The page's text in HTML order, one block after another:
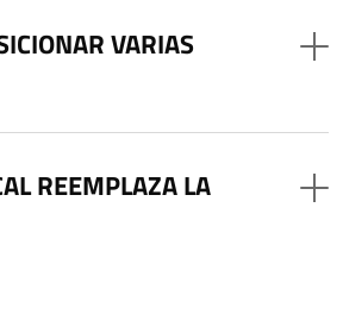
VARIAS
REEMPLAZA LA